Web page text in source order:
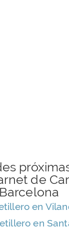
de
Barcelona
en
en